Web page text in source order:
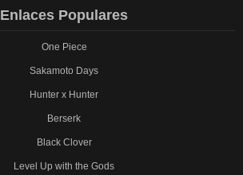
Enlaces Populares
One Piece
Sakamoto Days
Hunter x Hunter
Berserk
Black Clover
Level Up with the Gods